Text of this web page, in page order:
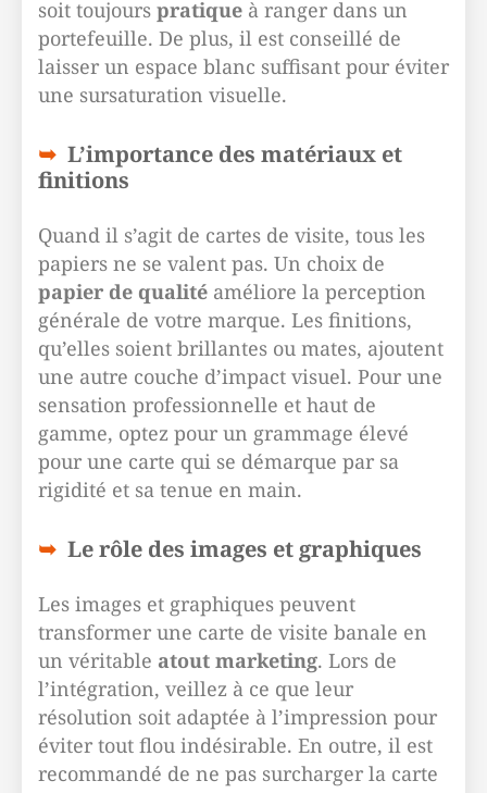
soit toujours pratique à ranger dans un
portefeuille. De plus, il est conseillé de
laisser un espace blanc suffisant pour éviter
une sursaturation visuelle.
L’importance des matériaux et
finitions
Quand il s’agit de cartes de visite, tous les
papiers ne se valent pas. Un choix de
papier de qualité améliore la perception
générale de votre marque. Les finitions,
qu’elles soient brillantes ou mates, ajoutent
une autre couche d’impact visuel. Pour une
sensation professionnelle et haut de
gamme, optez pour un grammage élevé
pour une carte qui se démarque par sa
rigidité et sa tenue en main.
Le rôle des images et graphiques
Les images et graphiques peuvent
transformer une carte de visite banale en
un véritable atout marketing. Lors de
l’intégration, veillez à ce que leur
résolution soit adaptée à l’impression pour
éviter tout flou indésirable. En outre, il est
recommandé de ne pas surcharger la carte